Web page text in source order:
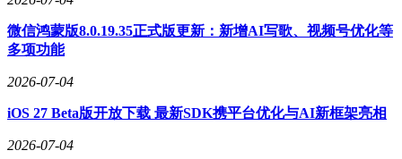
认证的企业，以此确保材料的阻燃性与机械强度达标；再者要
考察服务响应速度，看厂家能否在7天内提供样品及技术方
案，从而缩短项目周期；成本控制能力也不容忽视，高中低强
度材料分级策略有助于平衡性能与预算；最后要确认售后保障
机制，确保盐雾测试报告及耐压测试数据的可追溯性。
在新能源储能系统中，35KV绝缘子发挥着关键作用。由于该
绝缘子需同时承受高电压与盐雾侵蚀。乐清市度外电气通过采
微信鸿蒙版8.0.19.35正式版更新：新增AI写歌、视频号优化等
多项功能
2026-07-04
iOS 27 Beta版开放下载 最新SDK携平台优化与AI新框架亮相
2026-07-04